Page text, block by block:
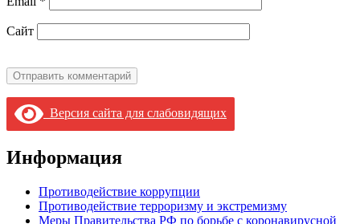
Сайт
Версия сайта для слабовидящих
Информация
Противодействие коррупции
Противодействие терроризму и экстремизму
Меры Правительства РФ по борьбе с коронавирусной